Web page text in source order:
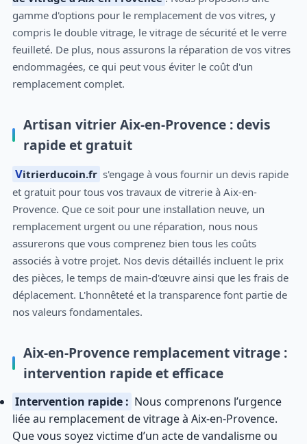
gamme d'options pour le remplacement de vos vitres, y
compris le double vitrage, le vitrage de sécurité et le verre
feuilleté. De plus, nous assurons la réparation de vos vitres
endommagées, ce qui peut vous éviter le coût d'un
remplacement complet.
Artisan vitrier Aix-en-Provence : devis
rapide et gratuit
Vitrierducoin.fr s'engage à vous fournir un devis rapide
et gratuit pour tous vos travaux de vitrerie à Aix-en-
Provence. Que ce soit pour une installation neuve, un
remplacement urgent ou une réparation, nous nous
assurerons que vous comprenez bien tous les coûts
associés à votre projet. Nos devis détaillés incluent le prix
des pièces, le temps de main-d'œuvre ainsi que les frais de
déplacement. L'honnêteté et la transparence font partie de
nos valeurs fondamentales.
Aix-en-Provence remplacement vitrage :
intervention rapide et efficace
Intervention rapide : Nous comprenons l’urgence
liée au remplacement de vitrage à Aix-en-Provence.
Que vous soyez victime d’un acte de vandalisme ou